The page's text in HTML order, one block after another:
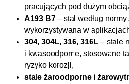
pracujących pod dużym
A193 B7 – stal według
wykorzystywana w
304, 304L, 316, 316L – stale
i kwasoodporne, stosowane
ryzyko korozji,
stale żaroodporne i